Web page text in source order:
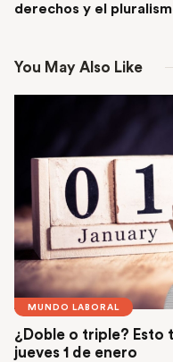
derechos y el
You May Also Like
MUNDO LABORAL
¿Doble o triple? Esto
jueves 1 de enero